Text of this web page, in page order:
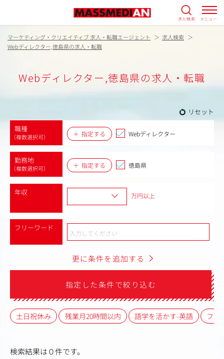
求人検索 メニュー
マーケティング・クリエイティブ 求人・転職エージェント
求人検索
Webディレクター,徳島県の求人・転職
Webディレクター,徳島県の求人・転職
リセット
職種
（複数選択可） 指定する Webディレクター
勤務地
（複数選択可） 指定する 徳島県
年収 万円以上
フリーワード
更に条件を追加する
指定した条件で絞り込む
土日祝休み 残業月20時間以内 語学を活かす-英語 フレ
検索結果は０件です。